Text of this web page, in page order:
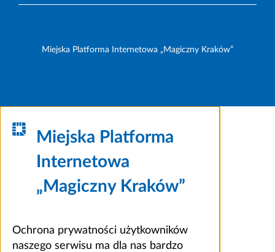
Miejska Platforma Internetowa „Magiczny Kraków”
Miejska Platforma
Internetowa
„Magiczny Kraków”
Ochrona prywatności użytkowników
naszego serwisu ma dla nas bardzo